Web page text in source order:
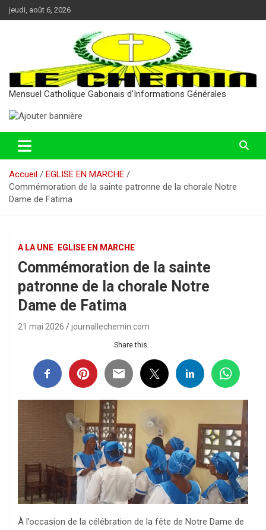
Aller
au
jeudi, août 6, 2026
Mensuel Catholique Gabonais d'Informations Générales
Accueil
EGLISE EN MARCHE
Commémoration de la sainte patronne de la chorale Notre
Dame de Fatima
A LA UNE EGLISE EN MARCHE
Commémoration de la sainte
patronne de la chorale Notre
Dame de Fatima
21 mai 2026 journallechemin.com
Share this...
À l’occasion de la célébration de la fête de Notre Dame de